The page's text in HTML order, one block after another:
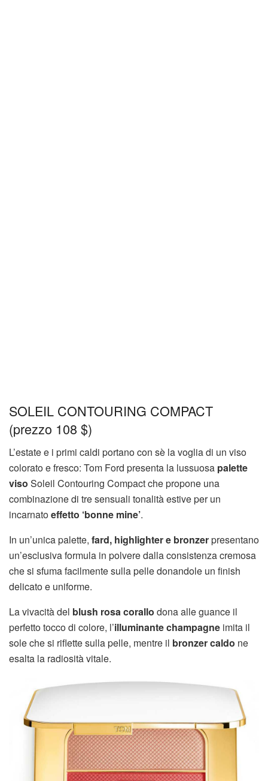
SOLEIL CONTOURING COMPACT
(prezzo 108 $)
L’estate e i primi caldi portano con sè la voglia di un viso
colorato e fresco: Tom Ford presenta la lussuosa palette
viso Soleil Contouring Compact che propone una
combinazione di tre sensuali tonalità estive per un
incarnatoeffetto ‘bonne mine’.
In un’unica palette, fard, highlighter e bronzerpresentano
un’esclusiva formula in polvere dalla consistenza cremosa
che si sfuma facilmente sulla pelle donandole un finish
delicato e uniforme.
La vivacità del blush rosa corallo dona alle guance il
perfetto tocco di colore, l’illuminante champagne imita il
sole che si riflette sulla pelle, mentre il bronzer caldo ne
esalta la radiosità vitale.